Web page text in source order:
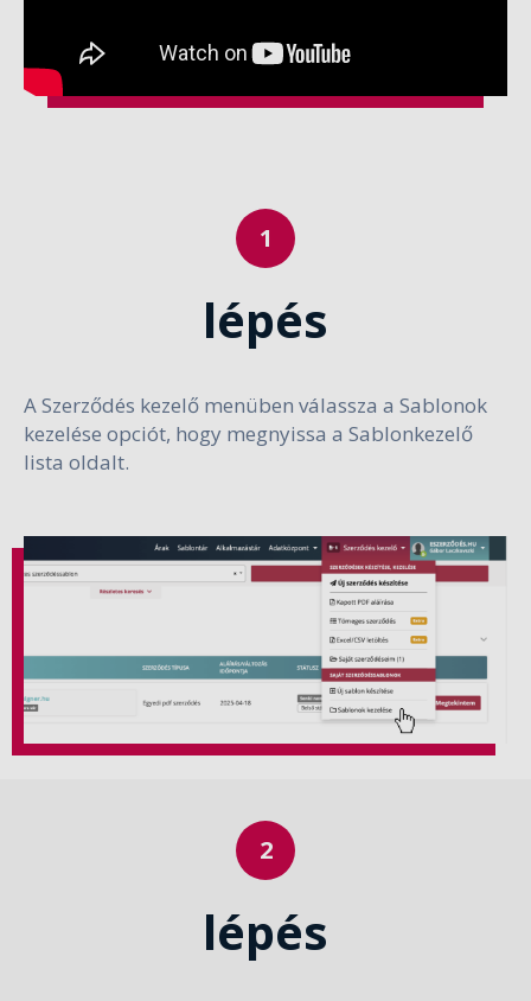
lépés
A Szerződés kezelő menüben válassza a Sablonok
kezelése opciót, hogy megnyissa a Sablonkezelő
lista oldalt.
lépés